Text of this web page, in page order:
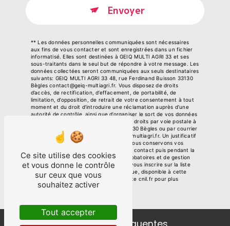
Envoyer
** Les données personnelles communiquées sont nécessaires
aux fins de vous contacter et sont enregistrées dans un fichier
informatisé. Elles sont destinées à GEIQ MULTI AGRI 33 et ses
sous-traitants dans le seul but de répondre à votre message. Les
données collectées seront communiquées aux seuls destinataires
suivants: GEIQ MULTI AGRI 33 48, rue Ferdinand Buisson 33130
Bègles contact@geiq-multiagri.fr. Vous disposez de droits
d’accès, de rectification, d’effacement, de portabilité, de
limitation, d’opposition, de retrait de votre consentement à tout
moment et du droit d’introduire une réclamation auprès d’une
autorité de contrôle, ainsi que d’organiser le sort de vos données
post-mortem. Vous pouvez exercer ces droits par voie postale à
l'adresse 48, rue Ferdinand Buisson 33130 Bègles ou par courrier
électronique à l'adresse contact@geiq-multiagri.fr. Un justificatif
d'identité pourra vous être demandé. Nous conservons vos
données pendant la période de prise de contact puis pendant la
durée de prescription légale aux fins probatoires et de gestion
des contentieux. Vous avez le droit de vous inscrire sur la liste
d'opposition au démarchage téléphonique, disponible à cette
adresse:Bloctel.gouv.fr. Consultez le site cnil.fr pour plus
d’informations sur vos droits.
Ce site utilise des cookies
et vous donne le contrôle
sur ceux que vous
souhaitez activer
Tout accepter